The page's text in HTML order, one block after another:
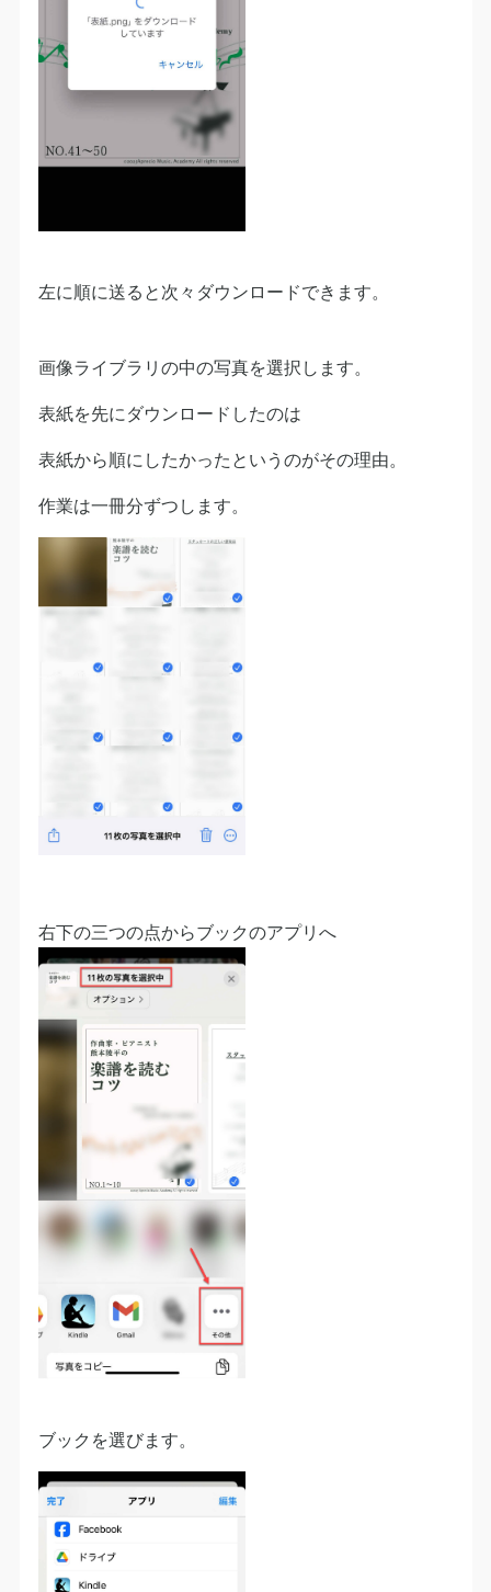
左に順に送ると次々ダウンロードできます。
画像ライブラリの中の写真を選択します。
表紙を先にダウンロードしたのは
表紙から順にしたかったというのがその理由。
作業は一冊分ずつします。
右下の三つの点からブックのアプリへ
ブックを選びます。